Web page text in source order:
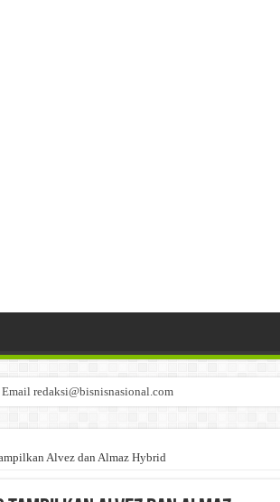
redaksi@bisnisnasional.com
Alvez dan Almaz Hybrid